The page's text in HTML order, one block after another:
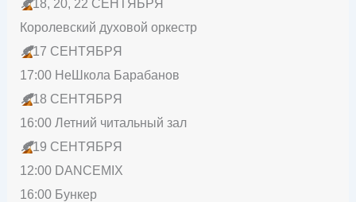
🍂18, 20, 22 СЕНТЯБРЯ
Королевский духовой оркестр
🍂17 СЕНТЯБРЯ
17:00 НеШкола Барабанов
🍂18 СЕНТЯБРЯ
16:00 Летний читальный зал
🍂19 СЕНТЯБРЯ
12:00 DANCEMIX
16:00 Бункер